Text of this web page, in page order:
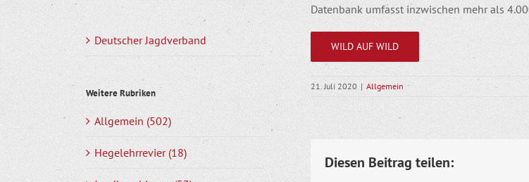
Datenbank umfasst inzwischen mehr als
WILD AUF WILD
21. Juli 2020 | Allgemein
Diesen Beitrag teilen:
Deutscher Jagdverband
Weitere Rubriken
Allgemein (502)
Hegelehrrevier (18)